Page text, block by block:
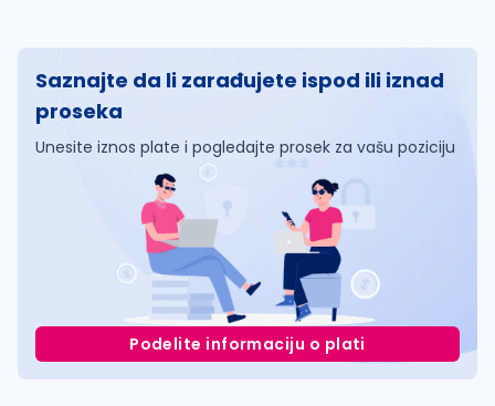
Saznajte da li zarađujete ispod ili iznad
proseka
Unesite iznos plate i pogledajte prosek za vašu poziciju
Podelite informaciju o plati